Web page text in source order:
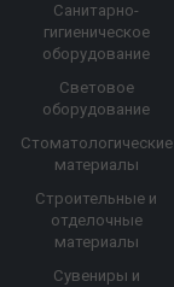
Санитарно-
гигиеническое
оборудование
Световое
оборудование
Стоматологические
материалы
Строительные и
отделочные
материалы
Сувениры и